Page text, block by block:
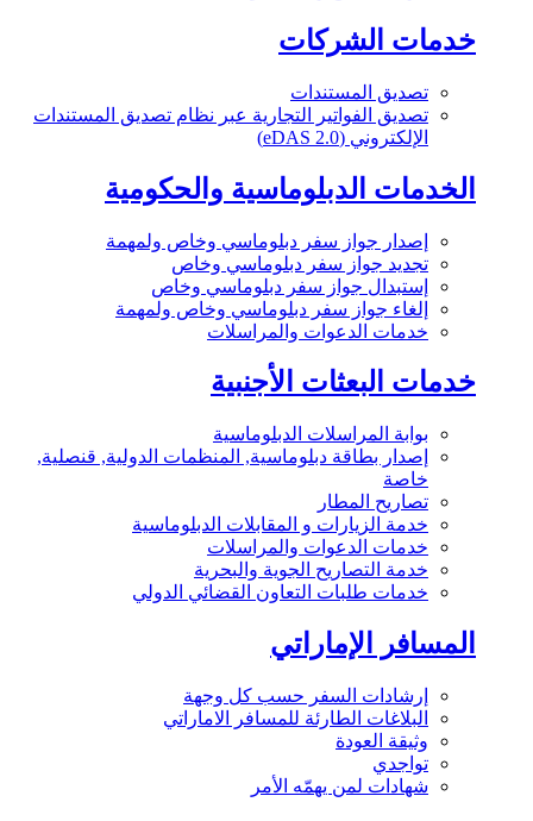
خدمات الشركات
تصديق المستندات
تصديق الفواتير التجارية عبر نظام تصديق المستندات
الإلكتروني (eDAS 2.0)
الخدمات الدبلوماسية والحكومية
إصدار جواز سفر دبلوماسي وخاص ولمهمة
تجديد جواز سفر دبلوماسي وخاص
إستبدال جواز سفر دبلوماسي وخاص
إلغاء جواز سفر دبلوماسي وخاص ولمهمة
خدمات الدعوات والمراسلات
خدمات البعثات الأجنبية
بوابة المراسلات الدبلوماسية
إصدار بطاقة دبلوماسية, المنظمات الدولية, قنصلية,
خاصة
تصاريح المطار
خدمة الزيارات و المقابلات الدبلوماسية
خدمات الدعوات والمراسلات
خدمة التصاريح الجوية والبحرية
خدمات طلبات التعاون القضائي الدولي
المسافر الإماراتي
إرشادات السفر حسب كل وجهة
البلاغات الطارئة للمسافر الاماراتي
وثيقة العودة
تواجدي
شهادات لمن يهمّه الأمر